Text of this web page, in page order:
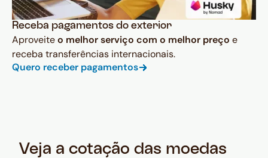
Receba pagamentos do exterior
Aproveiteo melhor serviço com o melhor preço e
receba transferências internacionais.
Quero receber pagamentos
Veja a cotação das moedas